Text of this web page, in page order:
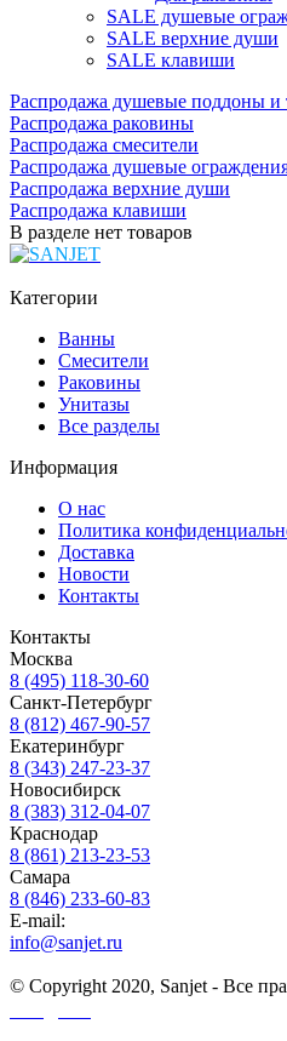
SALE душевые
SALE верхние души
SALE клавиши
Распродажа душевые поддоны и
Распродажа раковины
Распродажа смесители
Распродажа душевые
Распродажа верхние души
Распродажа клавиши
В разделе нет товаров
Категории
Ванны
Смесители
Раковины
Унитазы
Все разделы
Информация
О нас
Политика
Доставка
Новости
Контакты
Контакты
Москва
8 (495) 118-30-60
Санкт-Петербург
8 (812) 467-90-57
Екатеринбург
8 (343) 247-23-37
Новосибирск
8 (383) 312-04-07
Краснодар
8 (861) 213-23-53
Самара
8 (846) 233-60-83
E-mail:
info@sanjet.ru
© Copyright 2020, Sanjet - Все